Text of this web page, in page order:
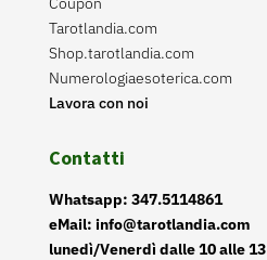
Tarotlandia.com
Shop.tarotlandia.com
Numerologiaesoterica.com
Lavora con noi
Contatti
Whatsapp: 347.5114861
eMail: info@tarotlandia.com
lunedì/Venerdì dalle 10 alle 13